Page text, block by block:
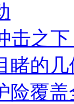
击之
睹的
险覆